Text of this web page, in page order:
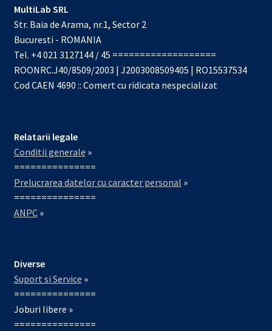
MultiLab SRL
Str. Baia de Arama, nr.1, Sector 2
Bucuresti - ROMANIA
Tel. +4 021 3127144 / 45 ===================
ROONRC.J40/8509/2003 | J2003008509405 | RO15537534
Cod CAEN 4690 :: Comert cu ridicata nespecializat
Relatarii legale
Conditii generale »
===============
Prelucrarea datelor cu caracter personal »
===============
ANPC»
Diverse
Suport si Service »
===============
Joburi libere »
===============